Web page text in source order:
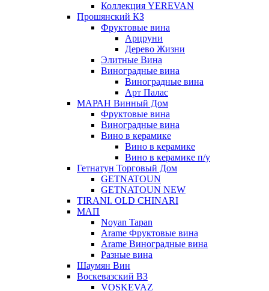
Коллекция YEREVAN
Прошянский КЗ
Фруктовые вина
Арцруни
Дерево Жизни
Элитные Вина
Виноградные вина
Виноградные вина
Арт Палас
МАРАН Винный Дом
Фруктовые вина
Виноградные вина
Вино в керамике
Вино в керамике
Вино в керамике п/у
Гетнатун Торговый Дом
GETNATOUN
GETNATOUN NEW
TIRANI. OLD CHINARI
МАП
Noyan Tapan
Arame Фруктовые вина
Arame Виноградные вина
Разные вина
Шаумян Вин
Воскевазский ВЗ
VOSKEVAZ